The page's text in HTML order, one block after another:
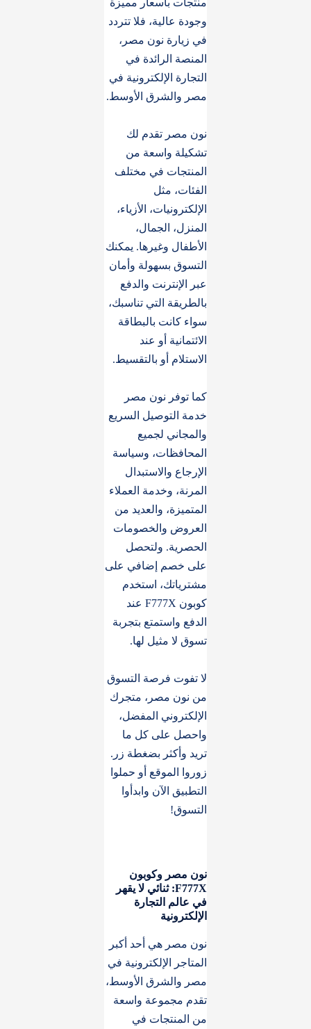
وجودة عالية، فلا تتردد
في زيارة نون مصر،
المنصة الرائدة في
التجارة الإلكترونية في
مصر والشرق الأوسط.
نون مصر تقدم لك
تشكيلة واسعة من
المنتجات في مختلف
الفئات، مثل
الإلكترونيات، الأزياء،
المنزل، الجمال،
الأطفال وغيرها. يمكنك
التسوق بسهولة وأمان
عبر الإنترنت والدفع
بالطريقة التي تناسبك،
سواء كانت بالبطاقة
الائتمانية أو عند
الاستلام أو بالتقسيط.
كما توفر نون مصر
خدمة التوصيل السريع
والمجاني لجميع
المحافظات، وسياسة
الإرجاع والاستبدال
المرنة، وخدمة العملاء
المتميزة، والعديد من
العروض والخصومات
الحصرية. ولتحصل
على خصم إضافي على
مشترياتك، استخدم
كوبون F777X عند
الدفع واستمتع بتجربة
تسوق لا مثيل لها.
لا تفوت فرصة التسوق
من نون مصر، متجرك
الإلكتروني المفضل،
واحصل على كل ما
تريد وأكثر بضغطة زر.
زوروا الموقع أو حملوا
التطبيق الآن وابدأوا
التسوق!
نون مصر وكوبون
F777X: ثنائي لا يقهر
في عالم التجارة
الإلكترونية
نون مصر هي أحد أكبر
المتاجر الإلكترونية في
مصر والشرق الأوسط،
تقدم مجموعة واسعة
من المنتجات في